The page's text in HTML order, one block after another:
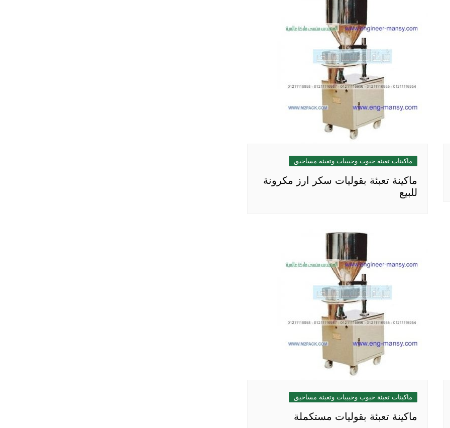
ماكينات تعبئة حبوب وحبيبات وتعبئة مساحيق
ماكينة تعبئة بقوليات سكر ارز مكرونة
للبيع
ماكينات تعبئة حبوب وحبيبات وتعبئة مساحيق
ماكينة تعبئة بقوليات مستكملة